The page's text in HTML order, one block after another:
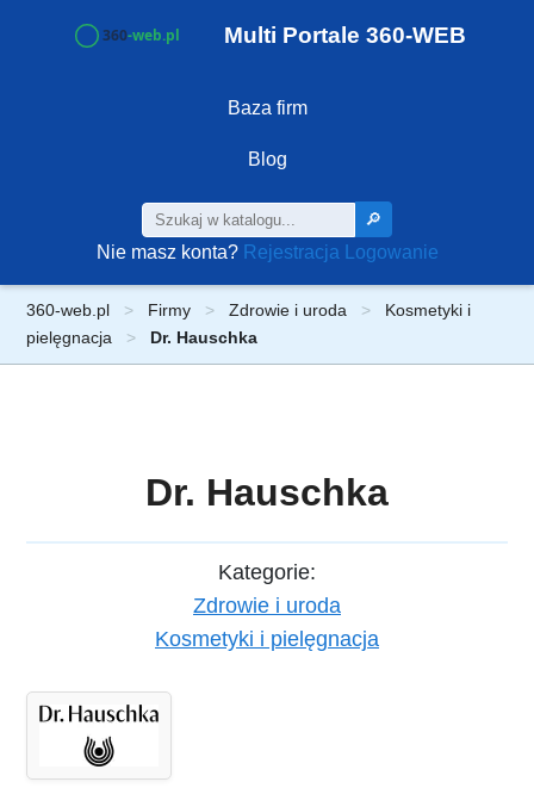
Multi Portale 360-WEB
Baza firm
Blog
🔎
Nie masz konta? Rejestracja Logowanie
360-web.pl Firmy Zdrowie i uroda
Kosmetyki i
pielęgnacja
Dr. Hauschka
Dr. Hauschka
Kategorie:
Zdrowie i uroda
Kosmetyki i pielęgnacja